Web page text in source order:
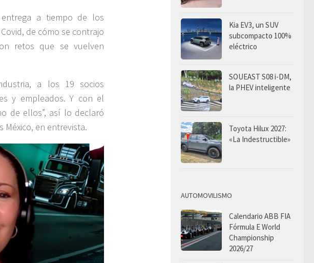
a tiempo de los
de cómo se contrajo
retos que se vuelven
a los 19 socios
y empleados. Y con el
de ellos”, así lo declaró
México, en entrevista.
Kia EV3, un SUV
subcompacto 100%
eléctrico
SOUEAST S08 i-DM,
la PHEV inteligente
Toyota Hilux 2027:
«La Indestructible»
AUTOMOVILISMO
Calendario ABB FIA
Fórmula E World
Championship
2026/27